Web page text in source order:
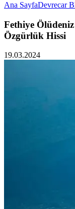
Ana SayfaDevrecar
Fethiye
Özgürlük Hissi
19.03.2024